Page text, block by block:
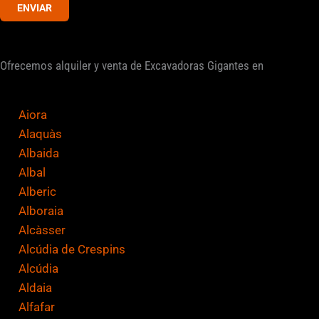
f
ENVIAR
Ofrecemos alquiler y venta de Excavadoras Gigantes en
Aiora
Alaquàs
Albaida
Albal
Alberic
Alboraia
Alcàsser
Alcúdia de Crespins
Alcúdia
Aldaia
Alfafar